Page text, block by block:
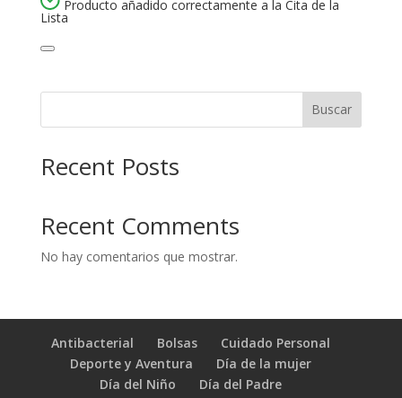
Producto añadido correctamente a la Cita de la
Lista
Buscar
Recent Posts
Recent Comments
No hay comentarios que mostrar.
Antibacterial Bolsas
Cuidado Personal
Deporte y Aventura
Día de la mujer
Día del Niño
Día del Padre